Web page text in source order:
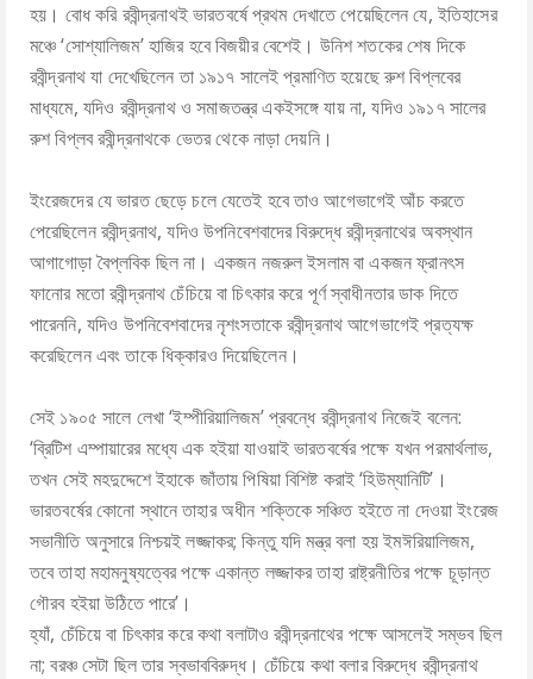
হয়। বোধ করি রবীন্দ্রনাথই ভারতবর্ষে প্রথম দেখাতে পেয়েছিলেন যে, ইতিহাসের
মঞ্চে ‘সোশ্যালিজম’ হাজির হবে বিজয়ীর বেশেই। উনিশ শতকের শেষ দিকে
রবীন্দ্রনাথ যা দেখেছিলেন তা ১৯১৭ সালেই প্রমাণিত হয়েছে রুশ বিপ্লবের
মাধ্যমে, যদিও রবীন্দ্রনাথ ও সমাজতন্ত্র একইসঙ্গে যায় না, যদিও ১৯১৭ সালের
রুশ বিপ্লব রবীন্দ্রনাথকে ভেতর থেকে নাড়া দেয়নি।
ইংরেজদের যে ভারত ছেড়ে চলে যেতেই হবে তাও আগেভাগেই আঁচ করতে
পেরেছিলেন রবীন্দ্রনাথ, যদিও উপনিবেশবাদের বিরুদ্ধে রবীন্দ্রনাথের অবস্থান
আগাগোড়া বৈপ্লবিক ছিল না। একজন নজরুল ইসলাম বা একজন ফ্রানৎস
ফানোর মতো রবীন্দ্রনাথ চেঁচিয়ে বা চিৎকার করে পূর্ণ স্বাধীনতার ডাক দিতে
পারেননি, যদিও উপনিবেশবাদের নৃশংসতাকে রবীন্দ্রনাথ আগেভাগেই প্রত্যক্ষ
করেছিলেন এবং তাকে ধিক্কারও দিয়েছিলেন।
সেই ১৯০৫ সালে লেখা ‘ইম্পীরিয়ালিজম’ প্রবন্ধে রবীন্দ্রনাথ নিজেই বলেন:
‘ব্রিটিশ এম্পায়ারের মধ্যে এক হইয়া যাওয়াই ভারতবর্ষের পক্ষে যখন পরমার্থলাভ,
তখন সেই মহদুদ্দেশে ইহাকে জাঁতায় পিষিয়া বিশিষ্ট করাই ‘হিউম্যানিটি’।
ভারতবর্ষের কোনো স্থানে তাহার অধীন শক্তিকে সঞ্চিত হইতে না দেওয়া ইংরেজ
সভানীতি অনুসারে নিশ্চয়ই লজ্জাকর; কিন্তু যদি মন্ত্র বলা হয় ইমঈরিয়ালিজম,
তবে তাহা মহামনুষ্যত্বের পক্ষে একান্ত লজ্জাকর তাহা রাষ্ট্রনীতির পক্ষে চূড়ান্ত
গৌরব হইয়া উঠিতে পারে’।
হ্যাঁ, চেঁচিয়ে বা চিৎকার করে কথা বলাটাও রবীন্দ্রনাথের পক্ষে আসলেই সম্ভব ছিল
না; বরঞ্চ সেটা ছিল তার স্বভাববিরুদ্ধ। চেঁচিয়ে কথা বলার বিরুদ্ধে রবীন্দ্রনাথ